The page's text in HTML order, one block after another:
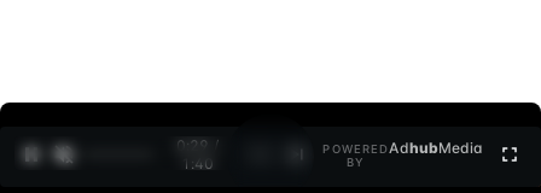
0:30 /
1:40
POWERED
BY
AdhubMedia